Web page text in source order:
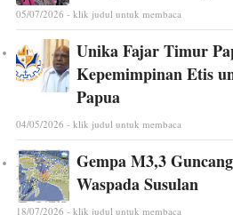
05/07/2026 - klik judul untuk membaca
Unika Fajar Timur
Kepemimpinan Etis
Papua
04/05/2026 - klik judul untuk membaca
Gempa M3,3
Waspada Susulan
18/07/2026 - klik judul untuk membaca